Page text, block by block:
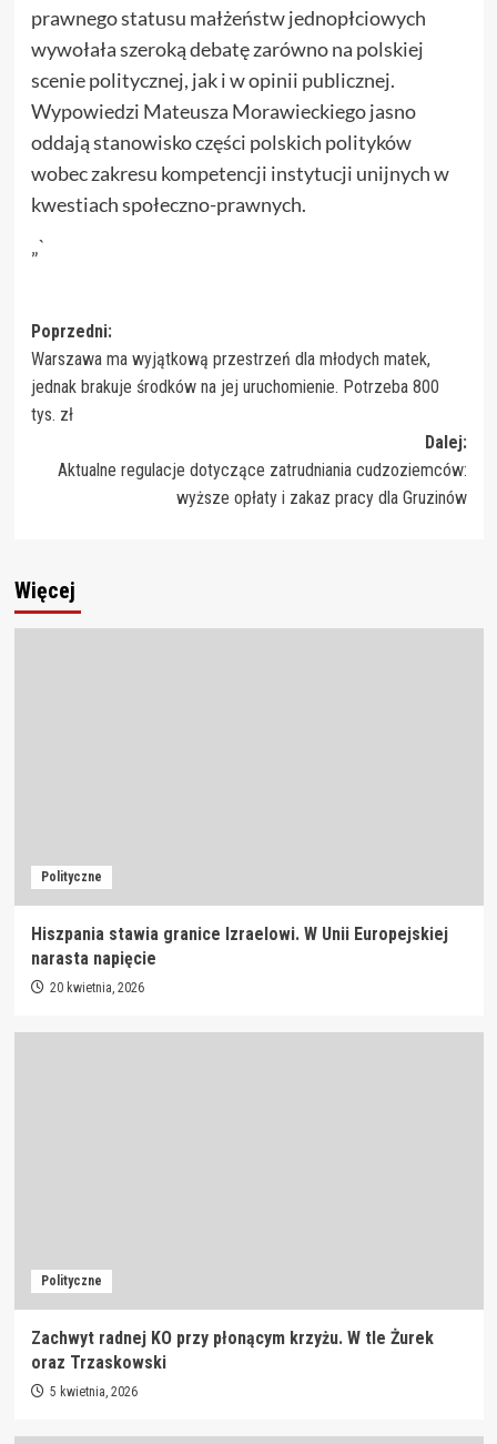
prawnego statusu małżeństw jednopłciowych
wywołała szeroką debatę zarówno na polskiej
scenie politycznej, jak i w opinii publicznej.
Wypowiedzi Mateusza Morawieckiego jasno
oddają stanowisko części polskich polityków
wobec zakresu kompetencji instytucji unijnych w
kwestiach społeczno-prawnych.
„`
Zobacz
wpisy
Poprzedni:
Warszawa ma wyjątkową przestrzeń dla młodych matek,
jednak brakuje środków na jej uruchomienie. Potrzeba 800
tys. zł
Dalej:
Aktualne regulacje dotyczące zatrudniania cudzoziemców:
wyższe opłaty i zakaz pracy dla Gruzinów
Więcej
Polityczne
Hiszpania stawia granice Izraelowi. W Unii Europejskiej
narasta napięcie
20 kwietnia, 2026
Polityczne
Zachwyt radnej KO przy płonącym krzyżu. W tle Żurek
oraz Trzaskowski
5 kwietnia, 2026